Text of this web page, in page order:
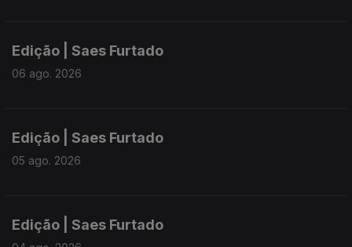
Edição | Saes Furtado
06 ago. 2026
Edição | Saes Furtado
05 ago. 2026
Edição | Saes Furtado